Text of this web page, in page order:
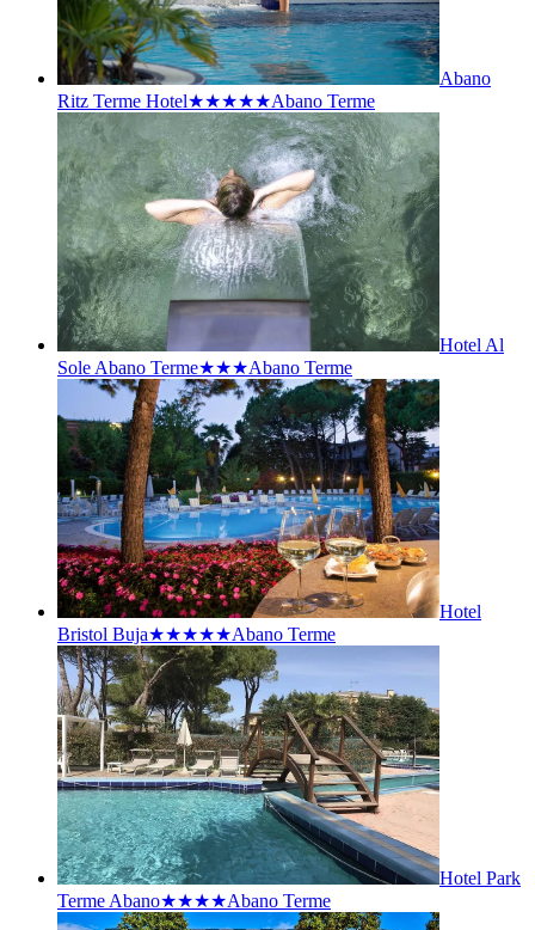
Abano
Ritz Terme Hotel★★★★★Abano Terme
Hotel Al
Sole Abano Terme★★★Abano Terme
Hotel
Bristol Buja★★★★★Abano Terme
Hotel Park
Terme Abano★★★★Abano Terme